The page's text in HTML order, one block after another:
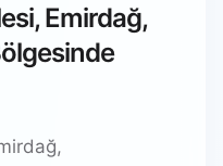
Emirdağ,